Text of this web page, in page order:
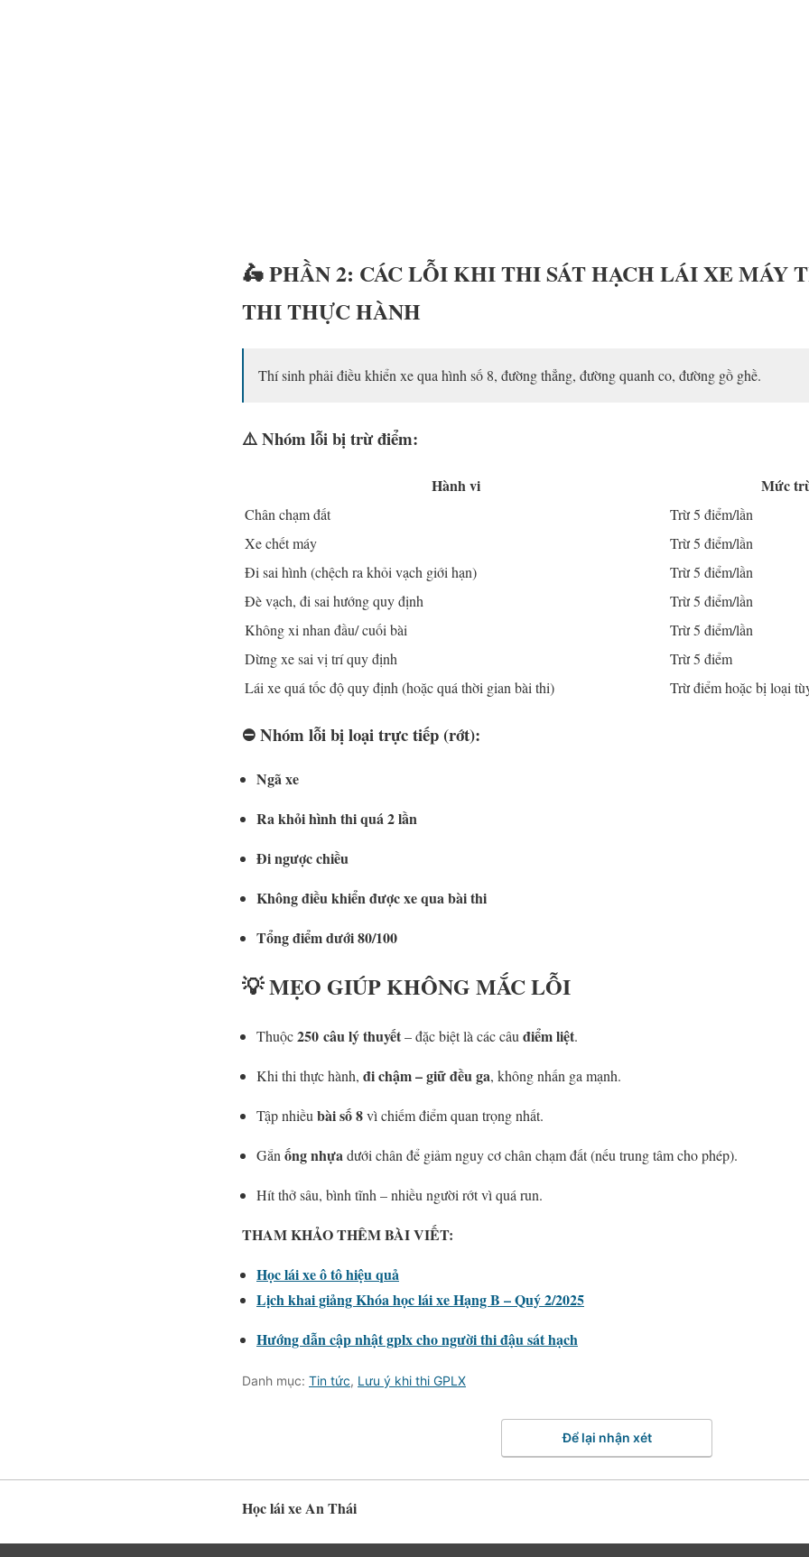
🛵 PHẦN 2: CÁC LỖI KHI THI SÁT HẠCH LÁI XE MÁY
THI THỰC HÀNH
Thí sinh phải điều khiển xe qua hình số 8, đường thẳng, đường quanh co, đường gồ ghề.
⚠️ Nhóm lỗi bịtrừ điểm:
Hành vi Mức
Chân chạm đất
Trừ 5 điểm/lần
Xe chết máy
Trừ 5 điểm/lần
Đi sai hình (chệch ra khỏi vạch giới hạn)
Trừ 5 điểm/lần
Đè vạch, đi sai hướng quy định
Trừ 5 điểm/lần
Không xi nhan đầu/ cuối bài
Trừ 5 điểm/lần
Dừng xe sai vị trí quy định
Trừ 5 điểm
Lái xe quá tốc độ quy định (hoặc quá thời gian bài thi)
Trừ điểm hoặc bị loại
⛔ Nhóm lỗibị loại trực tiếp (rớt):
Ngã xe
Ra khỏi hình thi quá 2 lần
Đi ngược chiều
Không điều khiển được xe qua bài thi
Tổng điểm dưới 80/100
💡 MẸO GIÚP KHÔNG MẮC LỖI
Thuộc250 câu lý thuyết– đặc biệt là các câuđiểm liệt.
Khi thi thực hành, đi chậm – giữ đều ga, không nhấn ga mạnh.
Tập nhiềubài số 8vì chiếm điểm quan trọng nhất.
Gắnống nhựadưới chân để giảm nguy cơ chân chạm đất (nếu trung tâm cho phép).
Hít thở sâu, bình tĩnh – nhiều người rớt vì quá run.
THAM KHẢO THÊM BÀI VIẾT:
Học lái xe ô tô hiệu quả
Lịch khai giảng Khóa học lái xe Hạng B – Quý 2/2025
Hướng dẫn cập nhật gplx cho người thi đậu sát hạch
Danh mục: Tin tức, Lưu ý khi thi GPLX
Để lại nhận xét
Học lái xe An Thái